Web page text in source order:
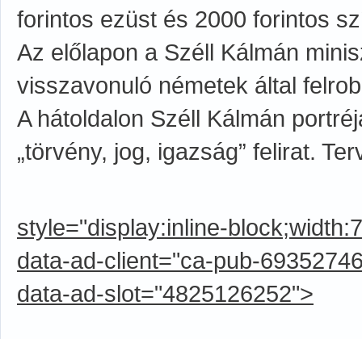
forintos ezüst és 2000 forintos
Az előlapon a Széll Kálmán
visszavonuló németek által
A hátoldalon Széll Kálmán
„törvény, jog, igazság” felirat.
style="display:inline-
data-ad-client="ca-pub-
data-ad-slot="4825126252">